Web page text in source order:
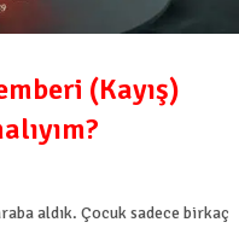
(Kayış)
aldık. Çocuk sadece birkaç